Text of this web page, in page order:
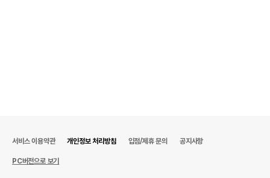
서비스 이용약관 개인정보 처리방침 입점/제휴 문의 공지사항
PC버전으로 보기